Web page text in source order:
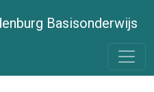
Basisonderwijs